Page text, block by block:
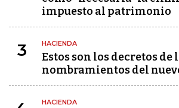
impuesto al patrimonio
3 HACIENDA
Estos son los decretos
nombramientos del
HACIENDA